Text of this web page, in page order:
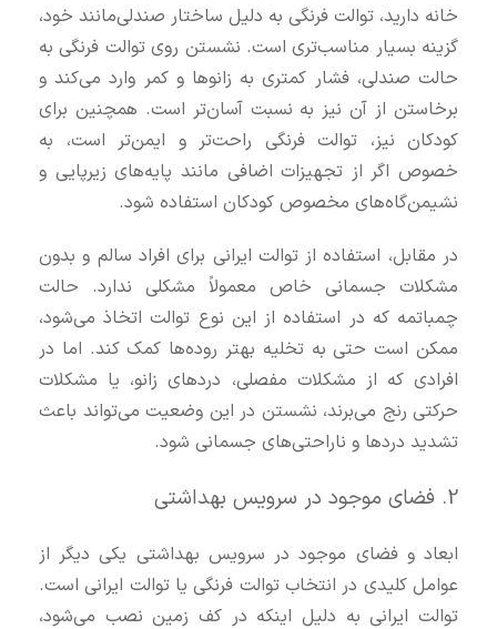
خانه دارید، توالت فرنگی به دلیل ساختار صندلی‌مانند خود،
گزینه بسیار مناسب‌تری است. نشستن روی توالت فرنگی به
حالت صندلی، فشار کمتری به زانوها و کمر وارد می‌کند و
برخاستن از آن نیز به نسبت آسان‌تر است. همچنین برای
کودکان نیز، توالت فرنگی راحت‌تر و ایمن‌تر است، به
خصوص اگر از تجهیزات اضافی مانند پایه‌های زیرپایی و
نشیمن‌گاه‌های مخصوص کودکان استفاده شود.
در مقابل، استفاده از توالت ایرانی برای افراد سالم و بدون
مشکلات جسمانی خاص معمولاً مشکلی ندارد. حالت
چمباتمه که در استفاده از این نوع توالت اتخاذ می‌شود،
ممکن است حتی به تخلیه بهتر روده‌ها کمک کند. اما در
افرادی که از مشکلات مفصلی، دردهای زانو، یا مشکلات
حرکتی رنج می‌برند، نشستن در این وضعیت می‌تواند باعث
تشدید دردها و ناراحتی‌های جسمانی شود.
2. فضای موجود در سرویس بهداشتی
ابعاد و فضای موجود در سرویس بهداشتی یکی دیگر از
عوامل کلیدی در انتخاب توالت فرنگی یا توالت ایرانی است.
توالت ایرانی به دلیل اینکه در کف زمین نصب می‌شود،